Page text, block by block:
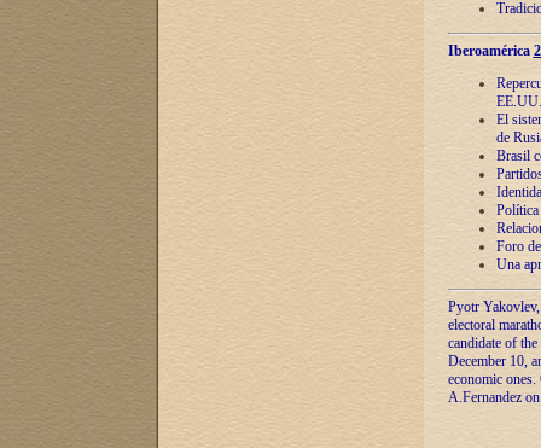
Iberoamérica
EE.UU.
El
de
Brasil
Política
Foro
Una
Pyotr
electoral
candidate of
December 10,
economic
A.Fernandez